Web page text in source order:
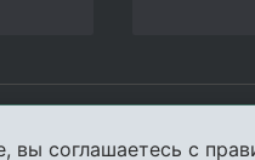
соглашаетесь с